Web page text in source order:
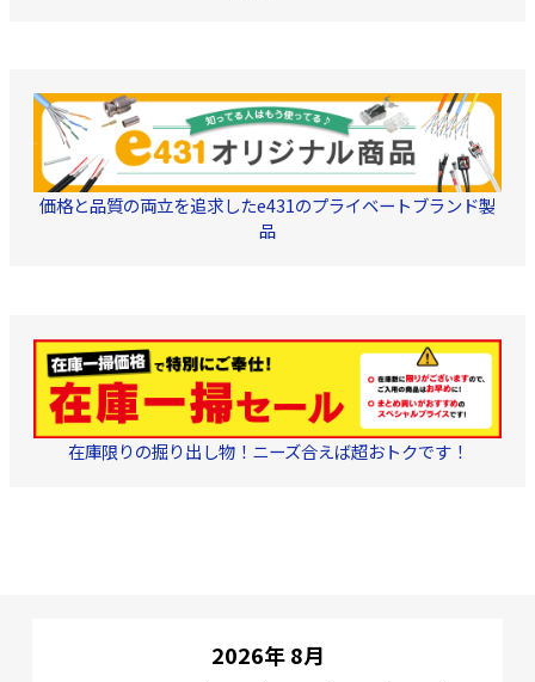
価格と品質の両立を追求したe431のプライベートブランド製
品
在庫限りの掘り出し物！ニーズ合えば超おトクです！
2026年 8月